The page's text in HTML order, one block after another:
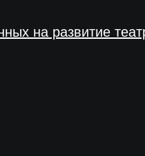
на развитие